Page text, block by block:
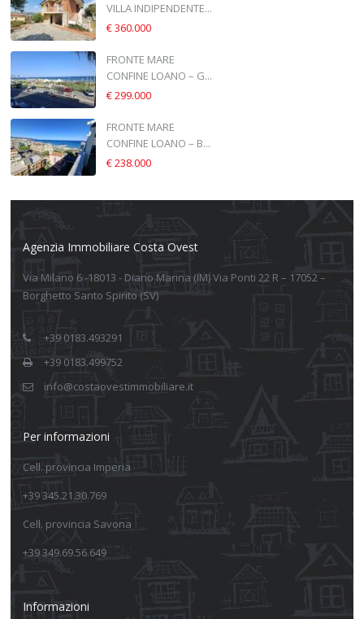
VILLA INDIPENDENTE...
€ 360.000
FRONTE MARE
CONFINE LOANO – G...
€ 299.000
FRONTE MARE
CONFINE LOANO – B...
€ 238.000
Agenzia Immobiliare Costa Ovest
Via Milano 6 -18013 - Diano Marina (IM) Via Ponti 22 R – 17052 –
Borghetto Santo Spirito (SV)
+39 0183.493291
+39 0183.499752
info@costaovestimmobiliare.it
Per informazioni
Cell. provincia Imperia
+39 345.21.30.769
Cell. provincia Savona
+39 349.69.56.649
Informazioni